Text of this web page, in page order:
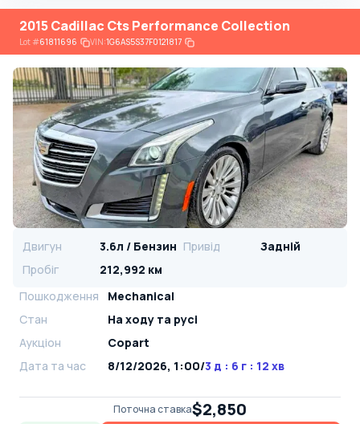
2015 Cadillac Cts Performance Collection
Lot#61811696 VIN:1G6AS5S37F0121817
Двигун 3.6л / Бензин Привід
Задній
Пробіг
212,992 км
Пошкодження
Mechanical
Стан
На ​​ходу та русі
Аукціон
Copart
Дата та час
8/12/2026, 1:00/3 д : 6 г : 12 хв
Поточна ставка$2,850